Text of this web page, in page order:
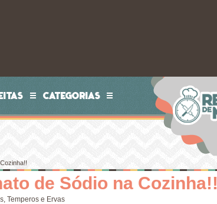
CATEGORIAS
de Sódio na Cozinha!!
, Temperos e Ervas